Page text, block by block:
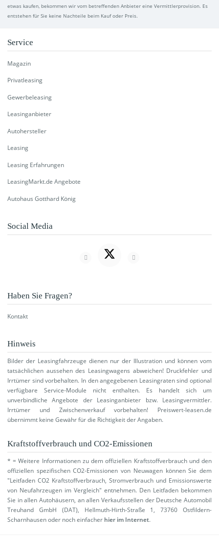
etwas kaufen, bekommen wir vom betreffenden Anbieter eine Vermittlerprovision. Es
entstehen für Sie keine Nachteile beim Kauf oder Preis.
Service
Magazin
Privatleasing
Gewerbeleasing
Leasinganbieter
Autohersteller
Leasing
Leasing Erfahrungen
LeasingMarkt.de Angebote
Autohaus Gotthard König
Social Media
Haben Sie Fragen?
Kontakt
Hinweis
Bilder der Leasingfahrzeuge dienen nur der Illustration und können vom
tatsächlichen aussehen des Leasingwagens abweichen! Druckfehler und
Irrtümer sind vorbehalten. In den angegebenen Leasingraten sind optional
verfügbare Service-Module nicht enthalten. Es handelt sich um
unverbindliche Angebote der Leasinganbieter bzw. Leasingvermittler.
Irrtümer und Zwischenverkauf vorbehalten! Preiswert-leasen.de
übernimmt keine Gewähr für die Richtigkeit der Angaben.
Kraftstoffverbrauch und CO2-Emissionen
* = Weitere Informationen zu dem offiziellen Kraftstoffverbrauch und den
offiziellen spezifischen CO2-Emissionen von Neuwagen können Sie dem
"Leitfaden CO2 Kraftstoffverbrauch, Stromverbrauch und Emissionswerte
von Neufahrzeugen im Vergleich" entnehmen. Den Leitfaden bekommen
Sie in allen Autohäusern, an allen Verkaufsstellen der Deutsche Automobil
Treuhand GmbH (DAT), Hellmuth-Hirth-Straße 1, 73760 Ostfildern-
Scharnhausen oder noch einfacher hier im Internet.